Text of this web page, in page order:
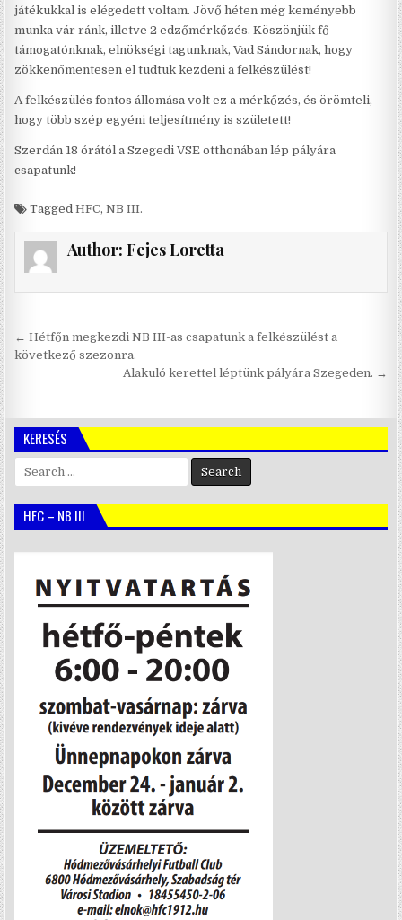
játékukkal is elégedett voltam. Jövő héten még keményebb
munka vár ránk, illetve 2 edzőmérkőzés. Köszönjük fő
támogatónknak, elnökségi tagunknak, Vad Sándornak, hogy
zökkenőmentesen el tudtuk kezdeni a felkészülést!
A felkészülés fontos állomása volt ez a mérkőzés, és örömteli,
hogy több szép egyéni teljesítmény is született!
Szerdán 18 órától a Szegedi VSE otthonában lép pályára
csapatunk!
TaggedHFC,NB III.
Author: Fejes Loretta
Bejegyzés
navigáció
← Hétfőn megkezdi NB III-as csapatunk a felkészülést a
következő szezonra.
Alakuló kerettel léptünk pályára Szegeden. →
KERESÉS
HFC – NB III